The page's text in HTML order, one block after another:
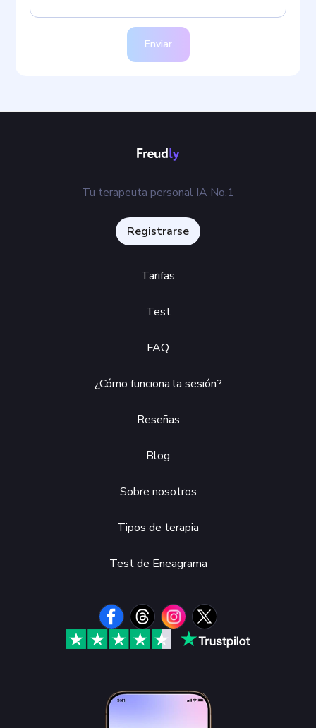
Enviar
Tu terapeuta personal IA No.1
Registrarse
Tarifas
Test
FAQ
¿Cómo funciona la sesión?
Reseñas
Blog
Sobre nosotros
Tipos de terapia
Test de Eneagrama